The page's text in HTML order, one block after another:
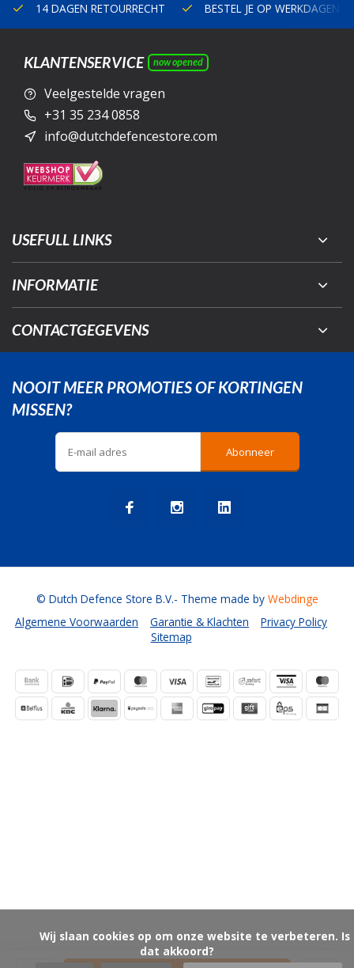
14 DAGEN RETOURRECHT BESTEL JE OP WERKDAGEN
KLANTENSERVICE now opened
Veelgestelde vragen
+31 35 234 0858
info@dutchdefencestore.com
USEFULL LINKS
INFORMATIE
CONTACTGEGEVENS
NOOIT MEER PROMOTIES OF KORTINGEN
MISSEN?
Abonneer
Algemene Voorwaarden Garantie & Klachten
Privacy Policy
Sitemap
© Dutch Defence Store B.V.- Theme made by Webdinge
dat akkoord?